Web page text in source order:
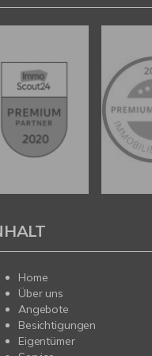
Home
Über uns
Angebote
Besichtigungen
Eigentümer